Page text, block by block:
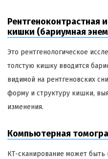
Рентгеноконтрастная
кишки (бариумная
Это рентгенологическое
толстую кишку вводится
видимой на рентгеновских
форму и структуру кишки,
изменения.
Компьютерная
КТ-сканирование может быть